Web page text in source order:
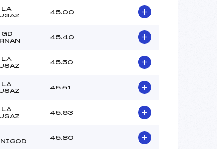
LA
45.00
GD
45.40
LA
45.50
LA
45.51
LA
45.63
45.80